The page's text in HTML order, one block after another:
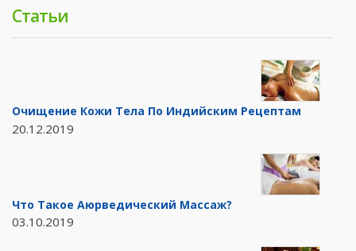
Статьи
Очищение Кожи Тела По Индийским Рецептам
20.12.2019
Что Такое Аюрведический Массаж?
03.10.2019